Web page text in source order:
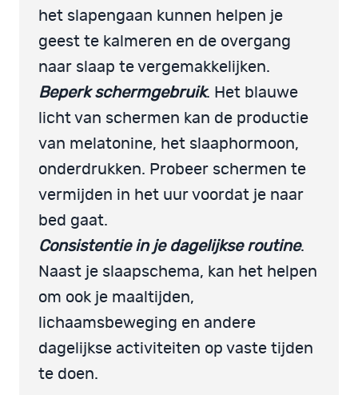
het slapengaan kunnen helpen je
geest te kalmeren en de overgang
naar slaap te vergemakkelijken.
Beperk schermgebruik. Het blauwe
licht van schermen kan de productie
van melatonine, het slaaphormoon,
onderdrukken. Probeer schermen te
vermijden in het uur voordat je naar
bed gaat.
Consistentie in je dagelijkse routine.
Naast je slaapschema, kan het helpen
om ook je maaltijden,
lichaamsbeweging en andere
dagelijkse activiteiten op vaste tijden
te doen.